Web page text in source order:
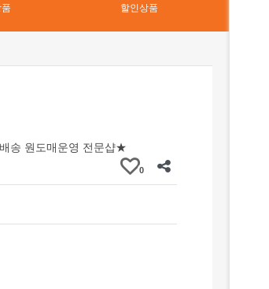
할인상품
송 원도매운영 전문샵★
0